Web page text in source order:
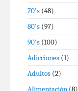
70's (48)
80's (97)
90's (100)
Adicciones (1)
Adultos (2)
Alimentación (8)